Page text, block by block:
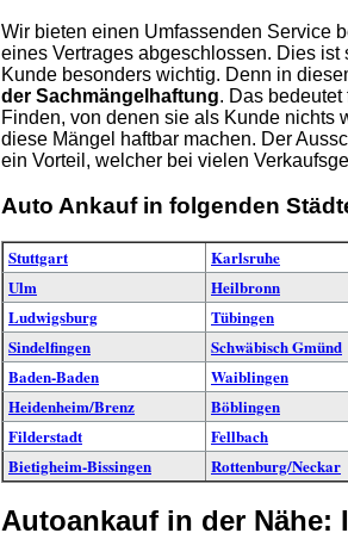
Wir bieten einen Umfassenden Service
eines Vertrages abgeschlossen. Dies ist
Kunde besonders wichtig. Denn in
der Sachmängelhaftung. Das
Finden, von denen sie als Kunde nichts
diese Mängel haftbar machen. Der
ein Vorteil, welcher bei vielen
Auto Ankauf in folgenden
Stuttgart Karlsruhe
Ulm
Heilbronn
Ludwigsburg
Tübingen
Sindelfingen
Schwäbisch Gmünd
Baden-Baden
Waiblingen
Heidenheim/Brenz
Böblingen
Filderstadt
Fellbach
Bietigheim-Bissingen
Rottenburg/Neckar
Autoankauf in der Nähe: